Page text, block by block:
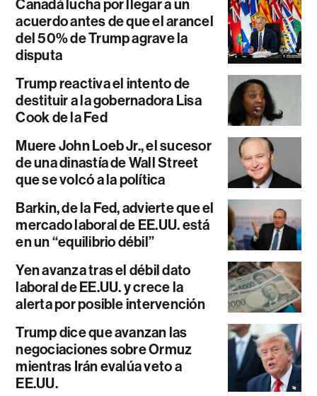
Canadá lucha por llegar a un
acuerdo antes de que el arancel
del 50% de Trump agrave la
disputa
Trump reactiva el intento de
destituir a la gobernadora Lisa
Cook de la Fed
Muere John Loeb Jr., el sucesor
de una dinastía de Wall Street
que se volcó a la política
Barkin, de la Fed, advierte que el
mercado laboral de EE.UU. está
en un “equilibrio débil”
Yen avanza tras el débil dato
laboral de EE.UU. y crece la
alerta por posible intervención
Trump dice que avanzan las
negociaciones sobre Ormuz
mientras Irán evalúa veto a
EE.UU.